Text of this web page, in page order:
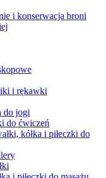
i konserwacja broni
i rękawki
do jogi
do ćwiczeń
kółka i piłeczki do